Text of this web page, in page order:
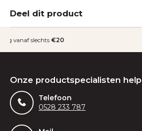
Deel dit product
vanaf slechts €20
Onze productspecialisten
Telefoon
0528 233 787